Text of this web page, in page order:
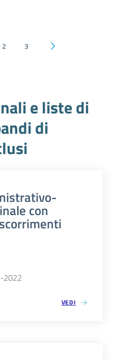
2 3 Pagina successiva
e liste di
di
con
2022
VEDI